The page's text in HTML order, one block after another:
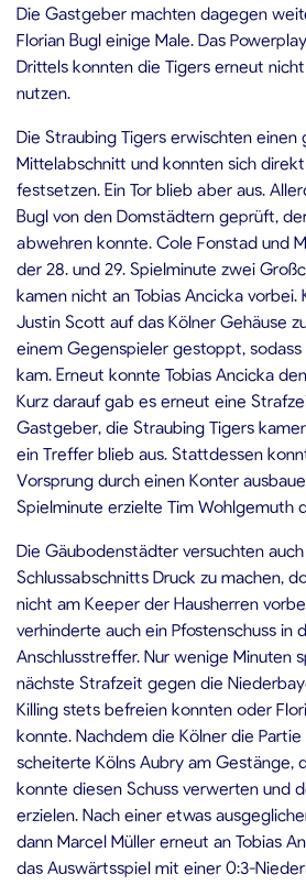
Die Gastgeber machten dagegen
Florian Bugl einige Male. Das
Drittels konnten die Tigers erneut
nutzen.
Die Straubing Tigers erwischten einen
Mittelabschnitt und konnten sich
festsetzen. Ein Tor blieb aber aus.
Bugl von den Domstädtern geprüft,
abwehren konnte. Cole Fonstad und
der 28. und 29. Spielminute zwei
kamen nicht an Tobias Ancicka vorbei.
Justin Scott auf das Kölner Gehäuse
einem Gegenspieler gestoppt, sodass
kam. Erneut konnte Tobias Ancicka
Kurz darauf gab es erneut eine
Gastgeber, die Straubing Tigers
ein Treffer blieb aus. Stattdessen
Vorsprung durch einen Konter
Spielminute erzielte Tim Wohlgemuth
Die Gäubodenstädter versuchten
Schlussabschnitts Druck zu machen,
nicht am Keeper der Hausherren
verhinderte auch ein Pfostenschuss in
Anschlusstreffer. Nur wenige Minuten
nächste Strafzeit gegen die
Killing stets befreien konnten oder
konnte. Nachdem die Kölner die
scheiterte Kölns Aubry am Gestänge,
konnte diesen Schuss verwerten und
erzielen. Nach einer etwas
dann Marcel Müller erneut an Tobias
das Auswärtsspiel mit einer 0:3-